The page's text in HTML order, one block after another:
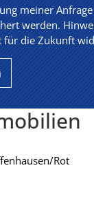
meiner
werden.
für die Zukunft
Rot